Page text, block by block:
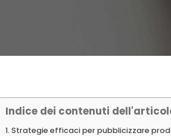
Indice dei contenuti
Strategie efficaci per pubblicizzare